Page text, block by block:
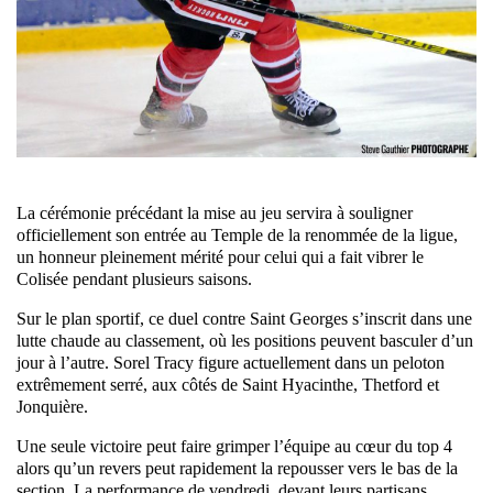
La cérémonie précédant la mise au jeu servira à souligner
officiellement son entrée au Temple de la renommée de la ligue,
un honneur pleinement mérité pour celui qui a fait vibrer le
Colisée pendant plusieurs saisons.
Sur le plan sportif, ce duel contre Saint Georges s’inscrit dans une
lutte chaude au classement, où les positions peuvent basculer d’un
jour à l’autre. Sorel Tracy figure actuellement dans un peloton
extrêmement serré, aux côtés de Saint Hyacinthe, Thetford et
Jonquière.
Une seule victoire peut faire grimper l’équipe au cœur du top 4
alors qu’un revers peut rapidement la repousser vers le bas de la